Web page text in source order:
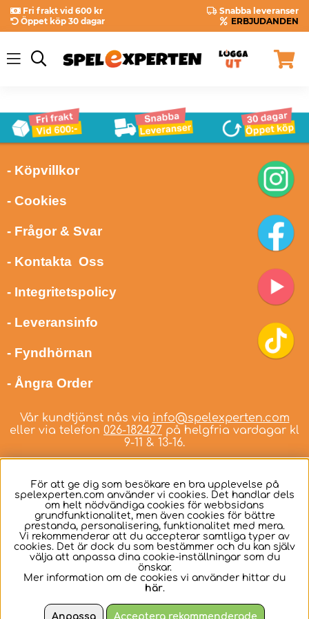
Fri frakt vid 600 kr
Snabba leveranser
Öppet köp 30 dagar
ERBJUDANDEN
- Köpvillkor
- Cookies
- Frågor & Svar
- Kontakta Oss
- Integritetspolicy
- Leveransinfo
- Fyndhörnan
- Ångra Order
Vår kundtjänst nås via info@spelexperten.com
eller via telefon 026-182427 på helgfria vardagar kl
9-11 & 13-16.
Svenska
För att ge dig som besökare en bra upplevelse på
spelexperten.com använder vi cookies. Det handlar dels
om helt nödvändiga cookies för webbsidans
grundfunktionalitet, men även cookies för bättre
prestanda, personalisering, funktionalitet med mera.
Vi rekommenderar att du accepterar samtliga typer av
cookies. Det är dock du som bestämmer och du kan själv
välja att anpassa dina cookie-inställningar som du
önskar.
Mer information om de cookies vi använder hittar du
här.
Anpassa Acceptera rekommenderade